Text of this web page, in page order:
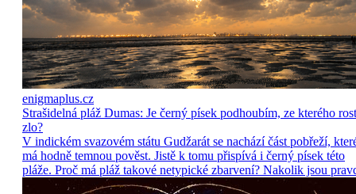
enigmaplus.cz
Strašidelná pláž Dumas: Je černý písek podhoubím, ze kterého
zlo?
V indickém svazovém státu Gudžarát se nachází část pobřeží,
má hodně temnou pověst. Jistě k tomu přispívá i černý písek této
pláže. Proč má pláž takové netypické zbarvení? Nakolik jsou